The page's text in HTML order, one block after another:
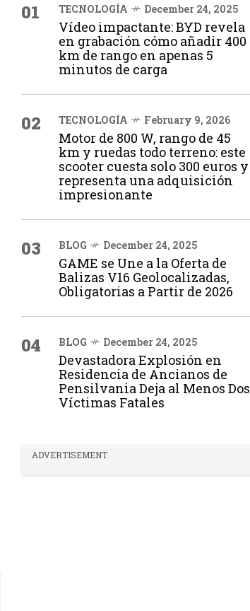
01 TECNOLOGÍA December 24, 2025
Vídeo impactante: BYD revela
en grabación cómo añadir 400
km de rango en apenas 5
minutos de carga
02 TECNOLOGÍA February 9, 2026
Motor de 800 W, rango de 45
km y ruedas todo terreno: este
scooter cuesta solo 300 euros y
representa una adquisición
impresionante
03 BLOG December 24, 2025
GAME se Une a la Oferta de
Balizas V16 Geolocalizadas,
Obligatorias a Partir de 2026
04 BLOG December 24, 2025
Devastadora Explosión en
Residencia de Ancianos de
Pensilvania Deja al Menos Dos
Víctimas Fatales
ADVERTISEMENT